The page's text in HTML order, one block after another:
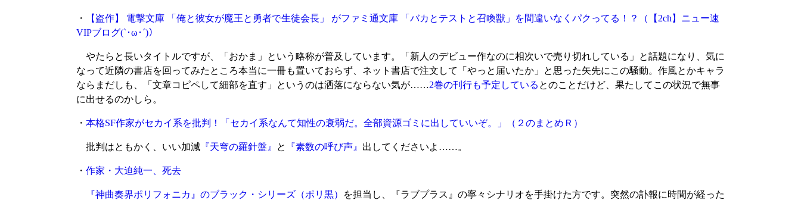
・ 【盗作】 電撃文庫 「俺と彼女が魔王と勇者で生徒会長」 がファミ通文庫 「バカとテストと召喚獣」を間違いなくパクってる！？
（【2ch】ニュー速
VIPブログ(`･ω･´)）
やたらと長いタイトルですが、「おかま」という略称が普及しています。「新人のデビュー作なのに相次いで売り切れしている」と話題になり、気に
なって近隣の書店を回ってみたところ本当に一冊も置いておらず、ネット書店で注文して「やっと届いたか」と思った矢先にこの騒動。作風とかキャラ
ならまだしも、「文章コピペして細部を直す」というのは洒落にならない気が……2巻の刊行も予定している とのことだけど、果たしてこの状況で無事
に出せるのかしら。
・ 本格SF作家がセカイ系を批判！「セカイ系なんて知性の衰弱だ。全部資源ゴミに出していいぞ。」 （２のまとめＲ）
批判はともかく、いい加減 『天穹の羅針盤』 と 『素数の呼び声』 出してくださいよ……。
・ 作家・大迫純一、死去
『神曲奏界ポリフォニカ』のブラック・シリーズ（ポリ黒）
を担当し、『ラブプラス』の寧々シナリオを手掛けた方です。突然の訃報に時間が経った